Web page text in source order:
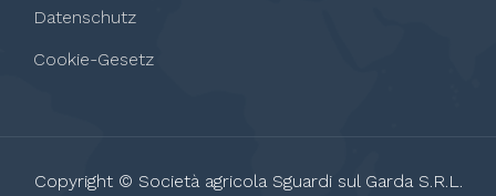
Datenschutz
Cookie-Gesetz
Copyright © Società agricola Sguardi sul Garda S.R.L.